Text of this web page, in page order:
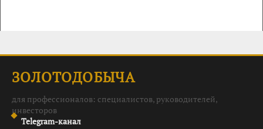
ЗОЛОТОДОБЫЧА
для профессионалов: специалистов, руководителей,
инвесторов
Telegram-канал